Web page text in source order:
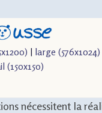
| large (576x1024)
(150x150)
nécessitent la